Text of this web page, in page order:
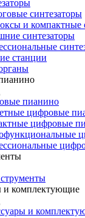
синтезаторы
и компактные
синтезаторы
станции
пианино
цифровые
цифровые
и комплектующие
и